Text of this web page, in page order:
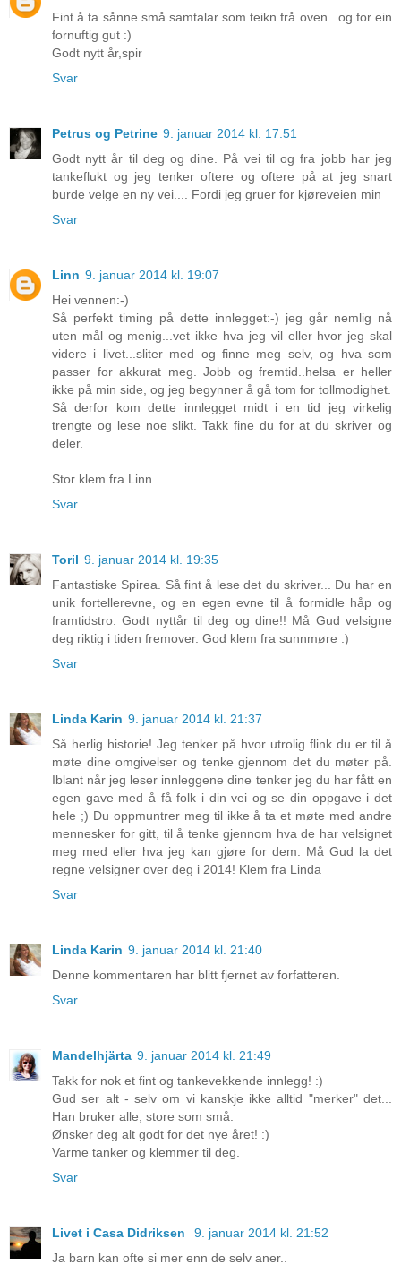
Fint å ta sånne små samtalar som teikn frå oven...og for ein
fornuftig gut :)
Godt nytt år,spir
Svar
Petrus og Petrine 9. januar 2014 kl. 17:51
Godt nytt år til deg og dine. På vei til og fra jobb har jeg
tankeflukt og jeg tenker oftere og oftere på at jeg snart
burde velge en ny vei.... Fordi jeg gruer for kjøreveien min
Svar
Linn 9. januar 2014 kl. 19:07
Hei vennen:-)
Så perfekt timing på dette innlegget:-) jeg går nemlig nå
uten mål og menig...vet ikke hva jeg vil eller hvor jeg skal
videre i livet...sliter med og finne meg selv, og hva som
passer for akkurat meg. Jobb og fremtid..helsa er heller
ikke på min side, og jeg begynner å gå tom for tollmodighet.
Så derfor kom dette innlegget midt i en tid jeg virkelig
trengte og lese noe slikt. Takk fine du for at du skriver og
deler.
Stor klem fra Linn
Svar
Toril 9. januar 2014 kl. 19:35
Fantastiske Spirea. Så fint å lese det du skriver... Du har en
unik fortellerevne, og en egen evne til å formidle håp og
framtidstro. Godt nyttår til deg og dine!! Må Gud velsigne
deg riktig i tiden fremover. God klem fra sunnmøre :)
Svar
Linda Karin 9. januar 2014 kl. 21:37
Så herlig historie! Jeg tenker på hvor utrolig flink du er til å
møte dine omgivelser og tenke gjennom det du møter på.
Iblant når jeg leser innleggene dine tenker jeg du har fått en
egen gave med å få folk i din vei og se din oppgave i det
hele ;) Du oppmuntrer meg til ikke å ta et møte med andre
mennesker for gitt, til å tenke gjennom hva de har velsignet
meg med eller hva jeg kan gjøre for dem. Må Gud la det
regne velsigner over deg i 2014! Klem fra Linda
Svar
Linda Karin 9. januar 2014 kl. 21:40
Denne kommentaren har blitt fjernet av forfatteren.
Svar
Mandelhjärta 9. januar 2014 kl. 21:49
Takk for nok et fint og tankevekkende innlegg! :)
Gud ser alt - selv om vi kanskje ikke alltid "merker" det...
Han bruker alle, store som små.
Ønsker deg alt godt for det nye året! :)
Varme tanker og klemmer til deg.
Svar
Livet i Casa Didriksen
9. januar 2014 kl. 21:52
Ja barn kan ofte si mer enn de selv aner..